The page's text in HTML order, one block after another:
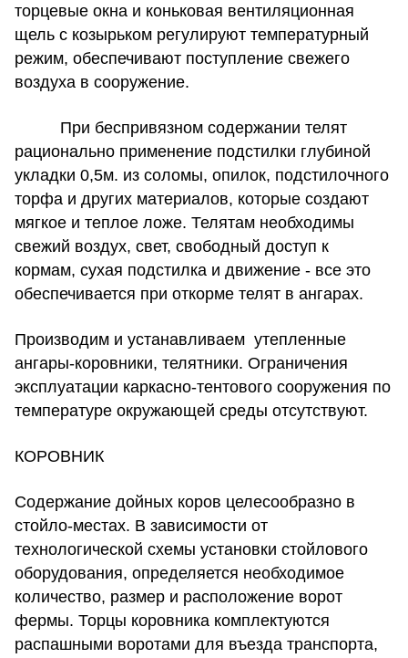
торцевые окна и коньковая вентиляционная
щель с козырьком регулируют температурный
режим, обеспечивают поступление свежего
воздуха в сооружение.
При беспривязном содержании телят
рационально применение подстилки глубиной
укладки 0,5м. из соломы, опилок, подстилочного
торфа и других материалов, которые создают
мягкое и теплое ложе. Телятам необходимы
свежий воздух, свет, свободный доступ к
кормам, сухая подстилка и движение - все это
обеспечивается при откорме телят в ангарах.
Производим и устанавливаем утепленные
ангары-коровники, телятники. Ограничения
эксплуатации каркасно-тентового сооружения по
температуре окружающей среды отсутствуют.
КОРОВНИК
Содержание дойных коров целесообразно в
стойло-местах. В зависимости от
технологической схемы установки стойлового
оборудования, определяется необходимое
количество, размер и расположение ворот
фермы. Торцы коровника комплектуются
распашными воротами для въезда транспорта,